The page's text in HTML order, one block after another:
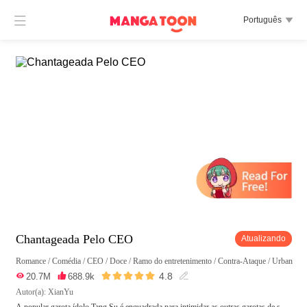
 Português 
Chantageada Pelo CEO Atualizando
Romance /Comédia /CEO /Doce /Ramo do entretenimento /Contra-Ataque /Urbano
 20.7M 688.9k  4.8 
Autor(a): XianYu